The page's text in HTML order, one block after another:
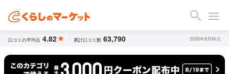
口コミの平均点 4.82 累計口コミ数 63,790 2026年8月時点